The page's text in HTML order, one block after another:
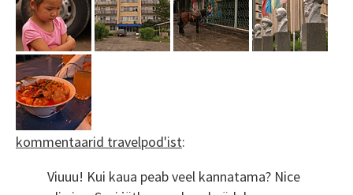
kommentaarid travelpod'ist:
Viuuu! Kui kaua peab veel kannatama? Nice